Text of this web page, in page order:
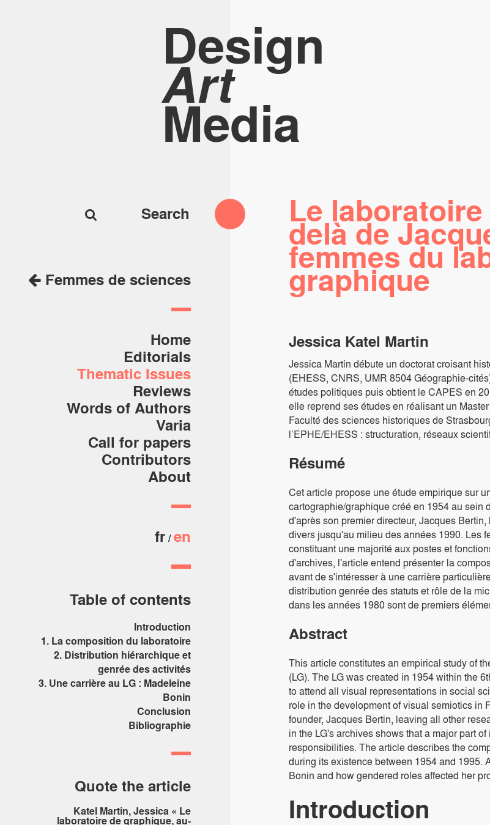
Design
Art
Media
Femmes de sciences
Home
Editorials
Thematic Issues
Reviews
Words of Authors
Varia
Call for papers
Contributors
About
fr en
Table of contents
Introduction
1. La composition du laboratoire
2. Distribution hiérarchique et
genrée des activités
3. Une carrière au LG : Madeleine
Bonin
Conclusion
Bibliographie
Quote the article
Katel Martin, Jessica « Le
laboratoire de graphique, au-
Le
delà de
femmes du
graphique
Jessica Katel Martin
Jessica Martin débute un doctorat croisant
(EHESS, CNRS, UMR 8504 Géographie-
études politiques puis obtient le CAPES en
elle reprend ses études en réalisant un
Faculté des sciences historiques de
l’EPHE/EHESS : structuration, réseaux
Résumé
Cet article propose une étude empirique sur
cartographie/graphique créé en 1954 au sein
d'après son premier directeur, Jacques
divers jusqu'au milieu des années 1990. Les
constituant une majorité aux postes et
d'archives, l'article entend présenter la
avant de s'intéresser à une carrière
distribution genrée des statuts et rôle de la
dans les années 1980 sont de premiers
Abstract
This article constitutes an empirical study of
(LG). The LG was created in 1954 within the
to attend all visual representations in social
role in the development of visual semiotics in
founder, Jacques Bertin, leaving all other
in the LG's archives shows that a major part
responsibilities. The article describes the
during its existence between 1954 and 1995.
Bonin and how gendered roles affected her
Introduction